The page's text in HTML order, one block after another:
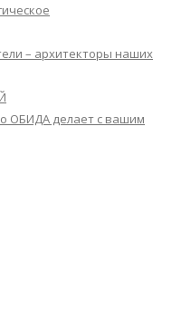
– архитекторы наших
ОБИДА делает с вашим